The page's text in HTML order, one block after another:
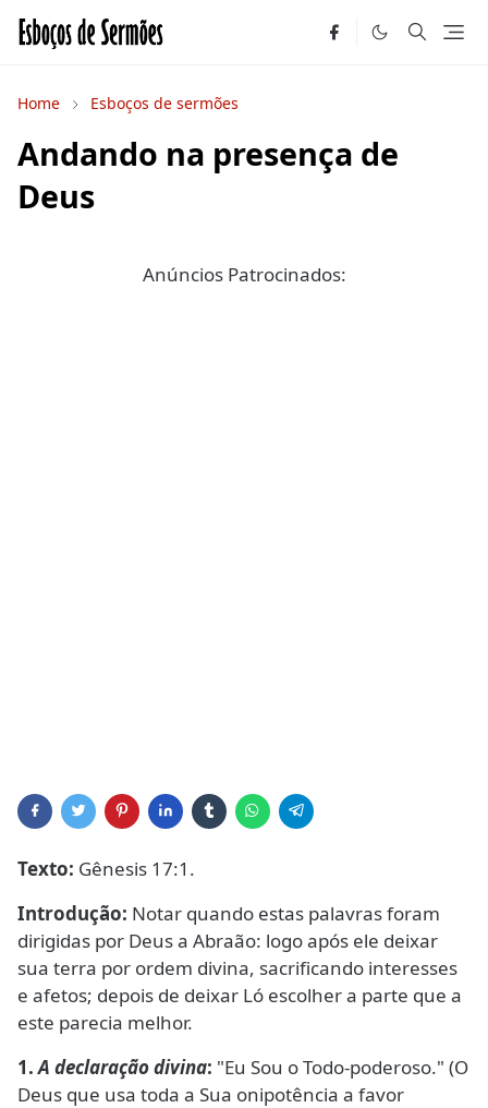
Home Esboços de sermões
Andando na presença de
Deus
Anúncios Patrocinados:
Texto: Gênesis 17:1.
Introdução: Notar quando estas palavras foram
dirigidas por Deus a Abraão: logo após ele deixar
sua terra por ordem divina, sacrificando interesses
e afetos; depois de deixar Ló escolher a parte que a
este parecia melhor.
1.A declaração divina: "Eu Sou o Todo-poderoso." (O
Deus que usa toda a Sua onipotência a favor